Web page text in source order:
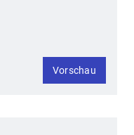
Vorschau